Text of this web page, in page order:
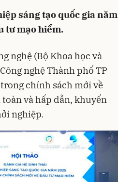
sáng tạo quốc gia năm
tư mạo hiểm.
nghệ (Bộ Khoa học và
nghệ Thành phố TP
chính sách mới về
và hấp dẫn, khuyến
nghiệp.